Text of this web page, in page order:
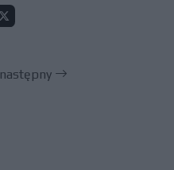
następny